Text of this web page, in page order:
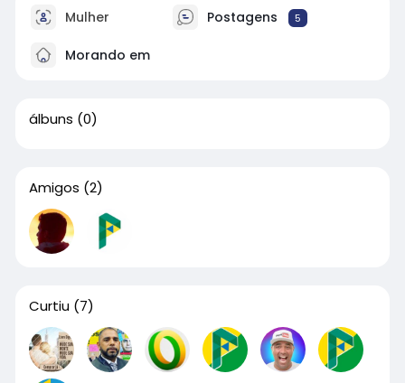
Mulher Postagens 5
Morando em
álbuns (0)
Amigos (2)
Curtiu (7)